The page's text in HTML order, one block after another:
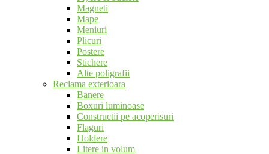
Magneti
Mape
Meniuri
Plicuri
Postere
Stichere
Alte poligrafii
Reclama exterioara
Banere
Boxuri luminoase
Constructii pe acoperisuri
Flaguri
Holdere
Litere in volum